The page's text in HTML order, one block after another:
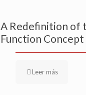
A Redefinition of
Function Concept
Leer más